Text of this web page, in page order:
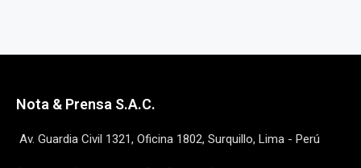
Nota & Prensa S.A.C.
Av. Guardia Civil 1321, Oficina 1802, Surquillo, Lima - Perú